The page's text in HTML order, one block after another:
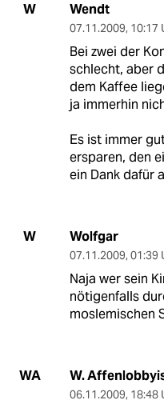
W Wendt
07.11.2009, 10:17
Bei zwei der
schlecht, aber
dem Kaffee
ja immerhin
Es ist immer
ersparen, den
ein Dank dafür
W Wolfgar
07.11.2009, 01:39
Naja wer sein
nötigenfalls
moslemischen
WA W.
06.11.2009, 18:48